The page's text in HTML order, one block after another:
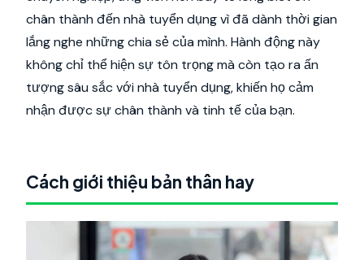
chân thành đến nhà tuyển dụng vì đã dành thời gian
lắng nghe những chia sẻ của mình. Hành động này
không chỉ thể hiện sự tôn trọng mà còn tạo ra ấn
tượng sâu sắc với nhà tuyển dụng, khiến họ cảm
nhận được sự chân thành và tinh tế của bạn.
Cách giới thiệu bản thân hay